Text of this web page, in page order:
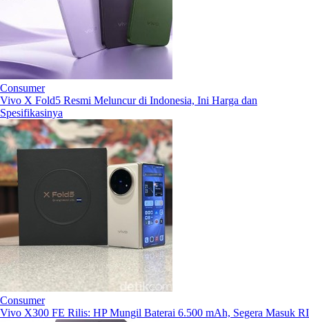
Consumer
Vivo X Fold5 Resmi Meluncur di Indonesia, Ini Harga dan
Spesifikasinya
Consumer
Vivo X300 FE Rilis: HP Mungil Baterai 6.500 mAh, Segera Masuk RI